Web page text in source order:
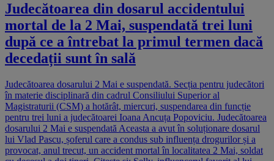
Judecătoarea din dosarul accidentului
mortal de la 2 Mai, suspendată trei luni
după ce a întrebat la primul termen dacă
decedații sunt în sală
Judecătoarea dosarului 2 Mai e suspendată. Secția pentru judecători
în materie disciplinară din cadrul Consiliului Superior al
Magistraturii (CSM) a hotărât, miercuri, suspendarea din funcție
pentru trei luni a judecătoarei Ioana Ancuța Popoviciu. Judecătoarea
dosarului 2 Mai e suspendată Aceasta a avut în soluționare dosarul
lui Vlad Pascu, șoferul care a condus sub influența drogurilor și a
provocat, anul trecut, un accident mortal în localitatea 2 Mai, soldat